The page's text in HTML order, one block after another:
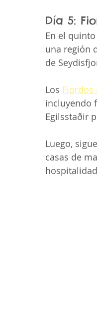
Día 5:
En el
una región
de
Los Fiordos
incluyendo
Egilsstaðir
Luego,
casas de